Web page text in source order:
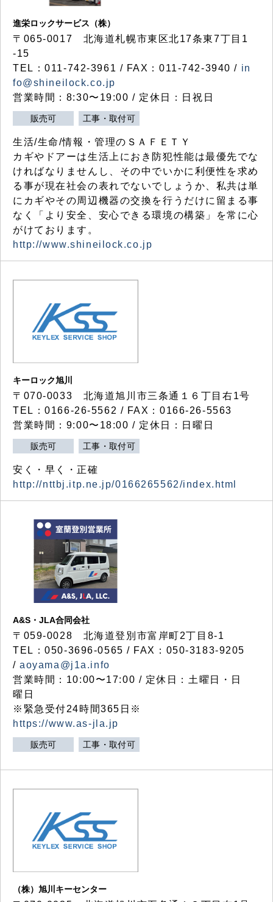
進栄ロックサービス（株）
〒065-0017 北海道札幌市東区北17条東7丁目1
-15
TEL：011-742-3961 / FAX：011-742-3940 / in
fo@shineilock.co.jp
営業時間：8:30〜19:00 / 定休日：日祝日
販売可 工事・取付可
生活/生命/情報・管理のＳＡＦＥＴＹ
カギやドアーは生活上におき防犯性能は最優先でな
ければなりませんし、その中でいかに利便性を求め
る事が現在社会の表れでないでしょうか、私共は単
にカギやその周辺機器の交換を行うだけに留まる事
なく「より安全、安心できる環境の構築」を常に心
がけております。
http://www.shineilock.co.jp
キーロック旭川
〒070-0033 北海道旭川市三条通１６丁目右1号
TEL：0166-26-5562 / FAX：0166-26-5563
営業時間：9:00〜18:00 / 定休日：日曜日
販売可 工事・取付可
安く・早く・正確
http://nttbj.itp.ne.jp/0166265562/index.html
A&S・JLA合同会社
〒 059-0028 北海道登別市富岸町2丁目 8-1
TEL：050-3696-0565 / FAX：050-3183-9205
/aoyama@j1a.info
営業時間：10:00〜17:00 / 定休日：土曜日・日
曜日
※緊急受付24時間365日※
https://www.as-jla.jp
販売可 工事・取付可
（株）旭川キーセンター